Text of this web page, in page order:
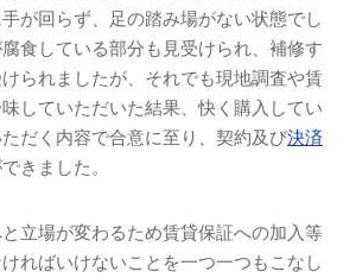
が回らず、足の踏み場がない状態でし
食している部分も見受けられ、補修す
られましたが、それでも現地調査や賃
していただいた結果、快く購入してい
だく内容で合意に至り、契約及び決済
きました。
立場が変わるため賃貸保証への加入等
ればいけないことを一つ一つもこなし